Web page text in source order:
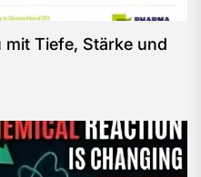
mit Tiefe, Stärke und